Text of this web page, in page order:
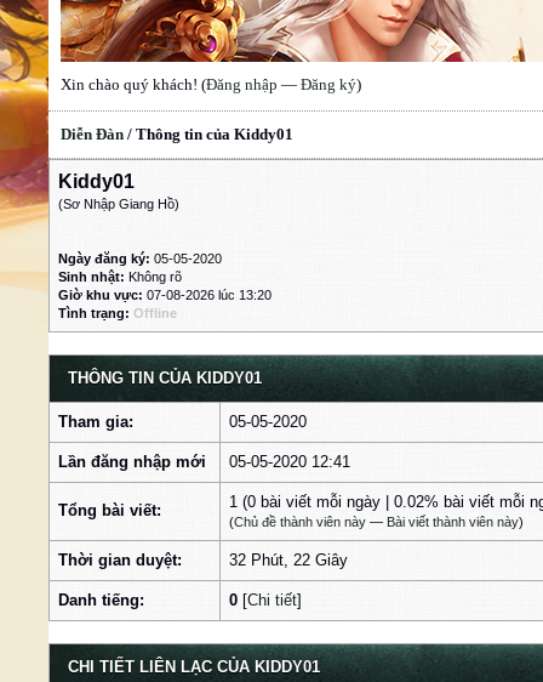
Xin chào quý khách! (Đăng nhập — Đăng ký)
Diễn Đàn / Thông tin của Kiddy01
Kiddy01
(Sơ Nhập Giang Hồ)
Ngày đăng ký: 05-05-2020
Sinh nhật: Không rõ
Giờ khu vực: 07-08-2026 lúc 13:20
Tình trạng: Offline
THÔNG TIN CỦA KIDDY01
Tham gia: 05-05-2020
Lần đăng nhập mới 05-05-2020 12:41
Tổng bài viết: 1 (0 bài viết mỗi ngày | 0.02% bài viết mỗi
(Chủ đề thành viên này — Bài viết thành viên này)
Thời gian duyệt: 32 Phút, 22 Giây
Danh tiếng: 0 [Chi tiết]
CHI TIẾT LIÊN LẠC CỦA KIDDY01